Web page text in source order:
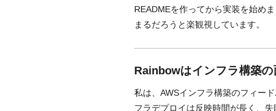
READMEを作ってから実装を始め
まるだろうと楽観視しています。
Rainbowはインフラ構築
私は、AWSインフラ構築のフィー
フラデプロイは反映時間が長く、